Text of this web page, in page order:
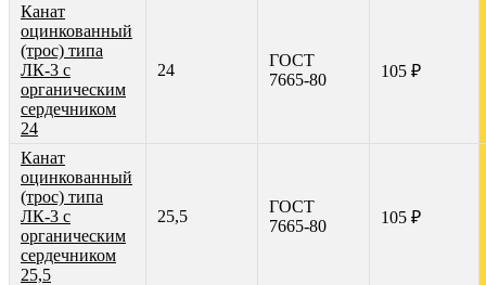
Канат
оцинкованный
(трос) типа
ЛК-3 с
органическим
сердечником
24
24
ГОСТ
7665-80
105 ₽
Канат
оцинкованный
(трос) типа
ЛК-3 с
органическим
сердечником
25,5
25,5
ГОСТ
7665-80
105 ₽